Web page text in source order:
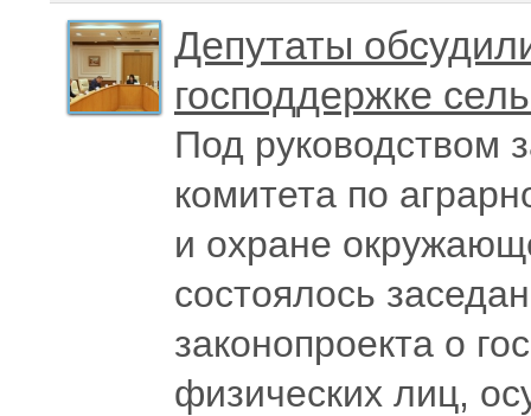
Депутаты
господдержке
Под руководством
комитета по
и охране
состоялось
законопроекта о
физических лиц,